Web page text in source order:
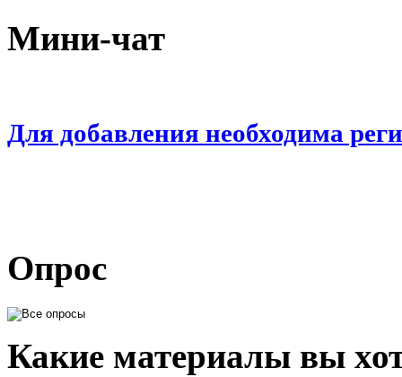
Мини-чат
Для добавления необходима
Опрос
Какие материалы вы